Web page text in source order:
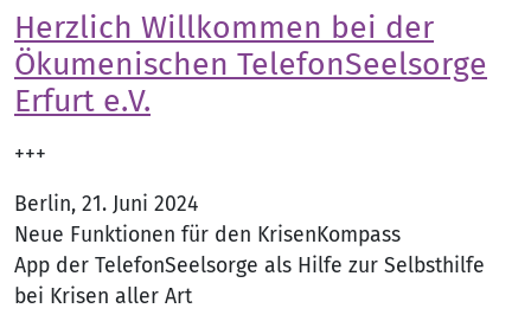
Herzlich Willkommen bei der
Ökumenischen TelefonSeelsorge
Erfurt e.V.
+++
Berlin, 21. Juni 2024
Neue Funktionen für den KrisenKompass
App der TelefonSeelsorge als Hilfe zur Selbsthilfe
bei Krisen aller Art